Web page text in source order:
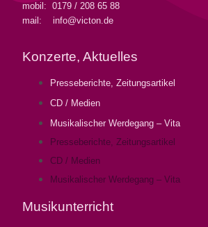
mobil: 0179 / 208 65 88
mail: info@victon.de
Konzerte, Aktuelles
Presseberichte, Zeitungsartikel
CD / Medien
Musikalischer Werdegang – Vita
Presseberichte, Zeitungsartikel
CD / Medien
Musikalischer Werdegang – Vita
Musikunterricht